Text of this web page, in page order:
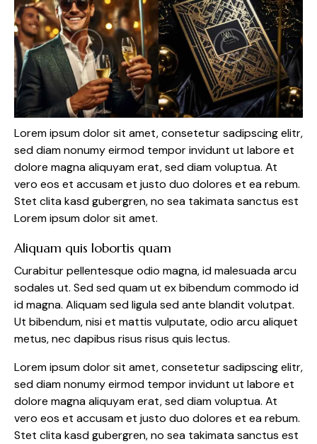
Lorem ipsum dolor sit amet, consetetur sadipscing elitr,
sed diam nonumy eirmod tempor invidunt ut labore et
dolore magna aliquyam erat, sed diam voluptua. At
vero eos et accusam et justo duo dolores et ea rebum.
Stet clita kasd gubergren, no sea takimata sanctus est
Lorem ipsum dolor sit amet.
Aliquam quis lobortis quam
Curabitur pellentesque odio magna, id malesuada arcu
sodales ut. Sed sed quam ut ex bibendum commodo id
id magna. Aliquam sed ligula sed ante blandit volutpat.
Ut bibendum, nisi et mattis vulputate, odio arcu aliquet
metus, nec dapibus risus risus quis lectus.
Lorem ipsum dolor sit amet, consetetur sadipscing elitr,
sed diam nonumy eirmod tempor invidunt ut labore et
dolore magna aliquyam erat, sed diam voluptua. At
vero eos et accusam et justo duo dolores et ea rebum.
Stet clita kasd gubergren, no sea takimata sanctus est